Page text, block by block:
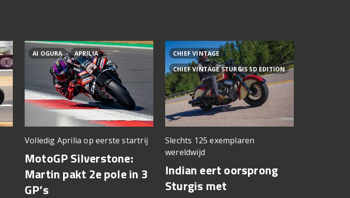
AI OGURA APRILIA
Volledig Aprilia op eerste startrij
MotoGP Silverstone:
Martin pakt 2e pole in 3
GP’s
CHIEF VINTAGE
CHIEF VINTAGE STURGIS SD EDITION
Slechts 125 exemplaren
wereldwijd
Indian eert oorsprong
Sturgis met